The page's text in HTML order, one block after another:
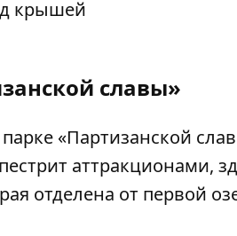
славы»
«Партизанской
аттракционами,
отделена от первой